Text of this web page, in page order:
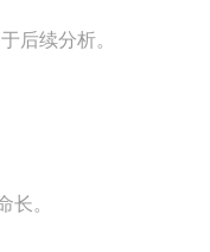
后续分析。
长。